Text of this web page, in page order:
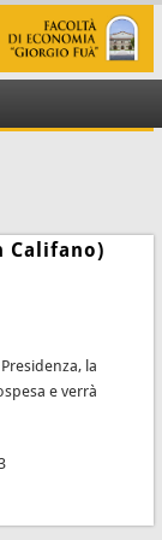
la
e verrà